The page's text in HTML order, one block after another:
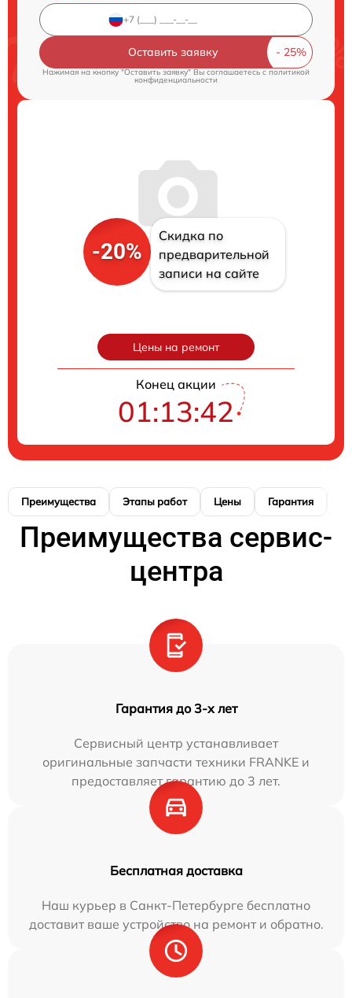
Оставить заявку
Нажимая на кнопку "Оставить заявку" Вы соглашаетесь cполитикой
конфиденциальности
-20%
Скидка по
предварительной
записи на сайте
Цены на ремонт
Конец акции
01:13:41
Преимущества Этапы работ Цены Гарантия
Преимущества сервис-
центра
Гарантия до 3-х лет
Сервисный центр устанавливает
оригинальные запчасти техники FRANKE и
предоставляет гарантию до 3 лет.
Бесплатная доставка
Наш курьер в Санкт-Петербурге бесплатно
доставит ваше устройство на ремонт и обратно.